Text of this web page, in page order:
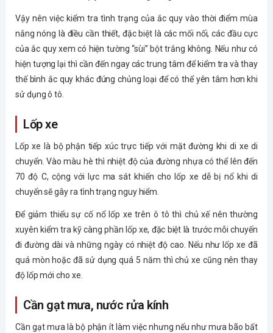
Vậy nên việc kiểm tra tình trạng của ắc quy vào thời điểm mùa
nắng nóng là điều cần thiết, đặc biệt là các mối nối, các đầu cực
của ắc quy xem có hiện tường “sùi” bột trắng không. Nếu như có
hiện tượng lại thì cần đến ngay các trung tâm để kiểm tra và thay
thế bình ắc quy khác đúng chủng loại để có thể yên tâm hơn khi
sử dụng ô tô.
Lốp xe
Lốp xe là bộ phận tiếp xúc trực tiếp với mặt đường khi di xe di
chuyển. Vào màu hè thì nhiệt độ của đường nhựa có thể lên đến
70 độ C, cộng với lực ma sát khiến cho lốp xe dễ bị nổ khi di
chuyển sẽ gây ra tình trạng nguy hiểm.
Để giảm thiểu sự cố nổ lốp xe trên ô tô thì chủ xế nên thường
xuyên kiểm tra kỹ càng phần lốp xe, đặc biệt là trước mỗi chuyến
đi đường dài và những ngày có nhiệt độ cao. Nếu như lốp xe đã
quá mòn hoặc đã sử dụng quá 5 năm thì chủ xe cũng nên thay
độ lốp mới cho xe.
Cần gạt mưa, nước rửa kính
Cần gạt mưa là bộ phận ít làm việc nhưng nếu như mưa bão bất